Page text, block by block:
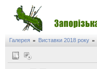
Галерея » Виставки 2018 року »